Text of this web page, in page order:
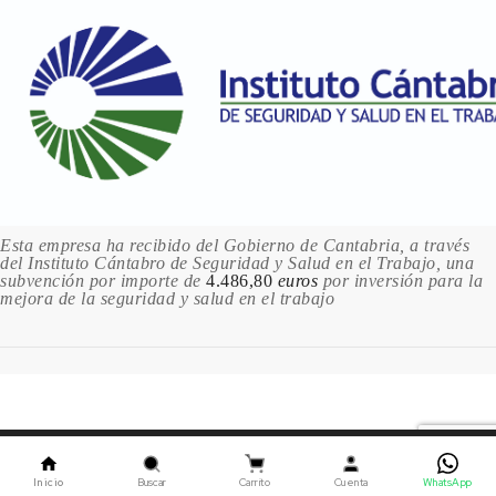
Inicio Buscar Carrito Cuenta WhatsApp
4 en stock
352 HOOKERS GREEN / VERDE HOOKER
3.96 €
Sin stock
361 PHTHALO GREEN /
VERDE FTALO
375 SAP GREEN / VERDE VEJIGA
3.96 €
Sin stock
382 VIRIDIAN / VERDE
ESMERALDA
Esta empresa ha recibido del Gobierno de Cantabria, a través
del Instituto Cántabro de Seguridad y Salud en el Trabajo, una
subvención por importe de 4.486,80 euros por inversión para la
mejora de la seguridad y salud en el trabajo
Este sitio utiliza cookies. Al continuar usando este sitio,
usted acepta nuestro uso de cookies.
ACEPTAR